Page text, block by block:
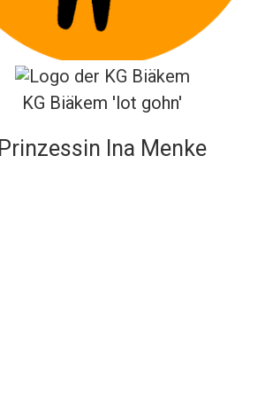
KG Biäkem 'lot gohn'
Prinzessin Ina Menke